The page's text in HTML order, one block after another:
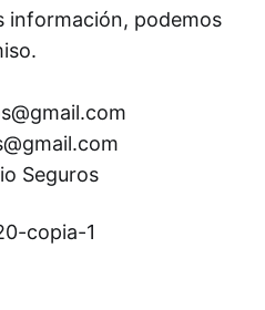
información, podemos
Seguros